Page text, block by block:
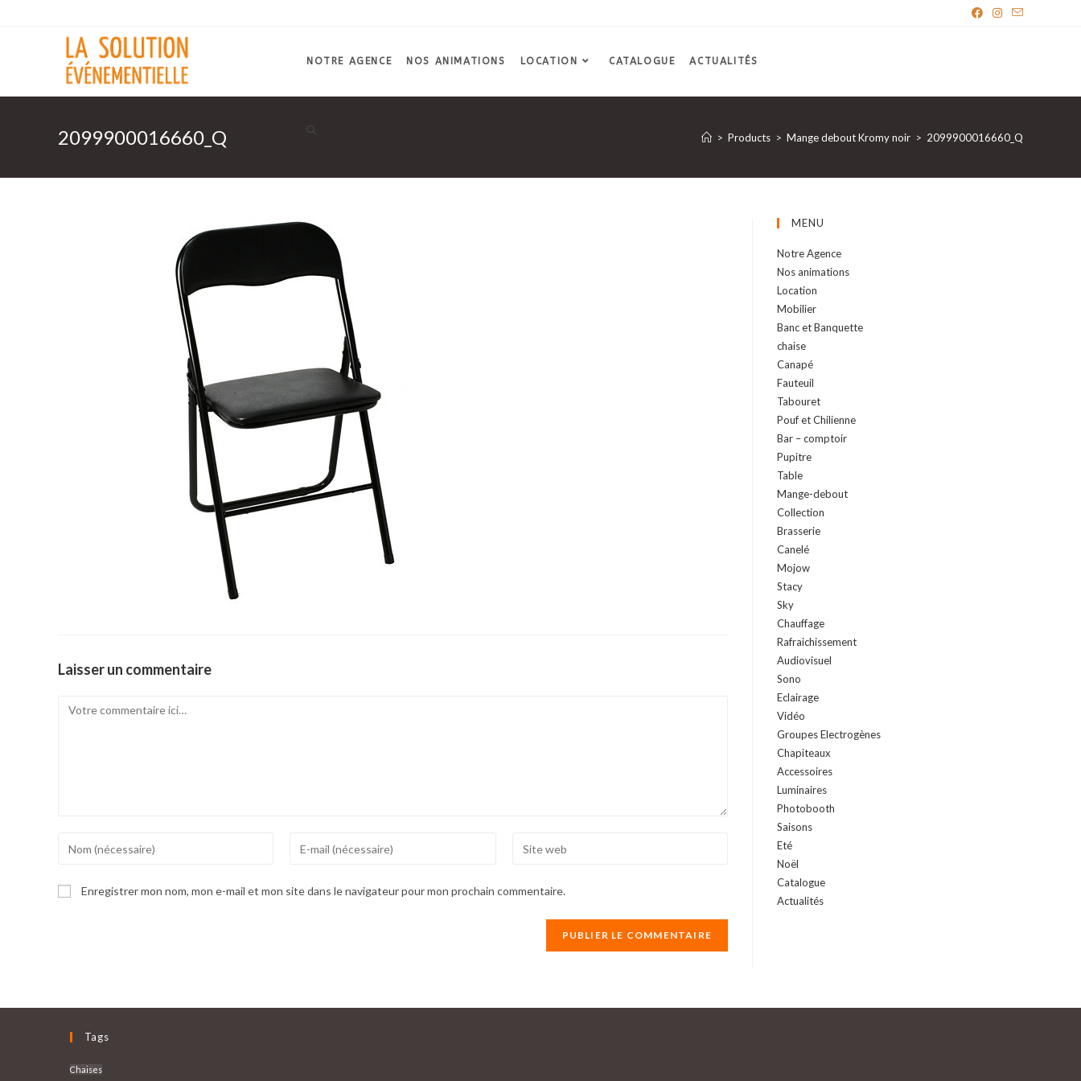
NOTRE AGENCE NOS ANIMATIONS LOCATION CATALOGUE ACTUALITÉS
2099900016660_Q > Products > Mange debout Kromy noir > 2099900016660_Q
Laisser un commentaire
Comment
name
or
(optional)
Enregistrer mon nom, mon e-mail et mon site dans le navigateur pour mon prochain commentaire.
MENU
Notre Agence
Nos animations
Location
Mobilier
Banc et Banquette
chaise
Canapé
Fauteuil
Tabouret
Pouf et Chilienne
Bar – comptoir
Pupitre
Table
Mange-debout
Collection
Brasserie
Canelé
Mojow
Stacy
Sky
Chauffage
Rafraichissement
Audiovisuel
Sono
Eclairage
Vidéo
Groupes Electrogènes
Chapiteaux
Accessoires
Luminaires
Photobooth
Saisons
Eté
Noël
Catalogue
Actualités
Tags
Chaises